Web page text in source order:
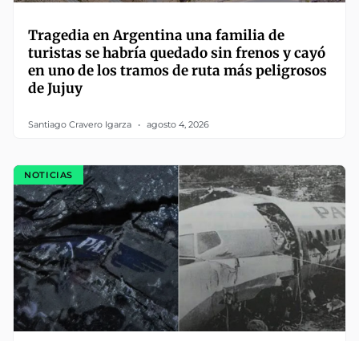
Tragedia en Argentina una familia de
turistas se habría quedado sin frenos y cayó
en uno de los tramos de ruta más peligrosos
de Jujuy
Santiago Cravero Igarza agosto 4, 2026
NOTICIAS